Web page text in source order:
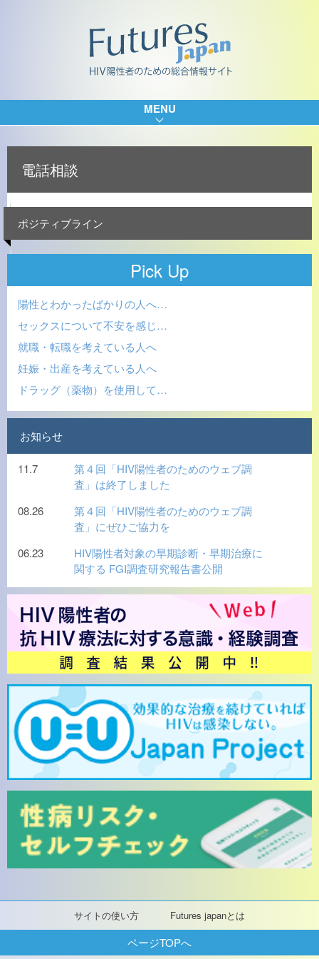
サイトの使い方 Futures japanとは
MENU
電話相談
ポジティブライン
Pick Up
陽性とわかったばかりの人へ…
セックスについて不安を感じ…
就職・転職を考えている人へ
妊娠・出産を考えている人へ
ドラッグ（薬物）を使用して…
お知らせ
11.7
第４回「HIV陽性者のためのウェブ調
査」は終了しました
08.26
第４回「HIV陽性者のためのウェブ調
査」にぜひご協力を
06.23
HIV陽性者対象の早期診断・早期治療に
関する FGI調査研究報告書公開
ページTOPへ